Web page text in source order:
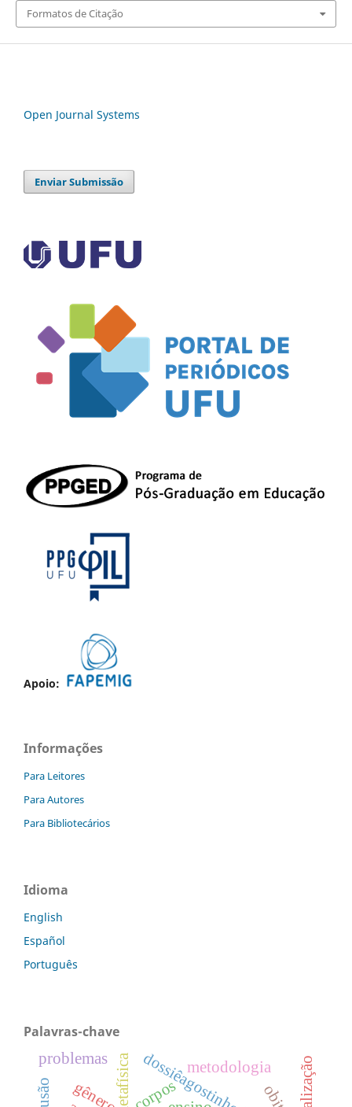
Formatos de Citação
Open Journal Systems
Enviar Submissão
Apoio:
Informações
Para Leitores
Para Autores
Para Bibliotecários
Idioma
English
Español
Português
Palavras-chave
corpos
metafísica metodologia
gênero
problemas